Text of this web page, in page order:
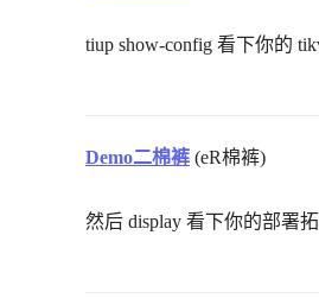
tiup show-config 看下你的
Demo二棉裤 (eR棉裤)
然后 display 看下你的部署